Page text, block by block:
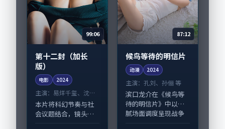
99:06
第十二封（加长
版）
电影 2024
主演： 易烊千玺、沈腾
等
本片将科幻节奏与社
会议题结合，镜头语
87:12
候鸟等待的明信片
动漫 2024
主演：孔刘、孙俪 等
滨口龙介在《候鸟等
待的明信片》中以细
腻场面调度呈现战争